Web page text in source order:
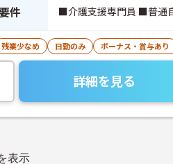
件 ■介護支援専門員 ■普通
残業少なめ 日勤のみ ボーナス・賞与あり
詳細を見る
表示